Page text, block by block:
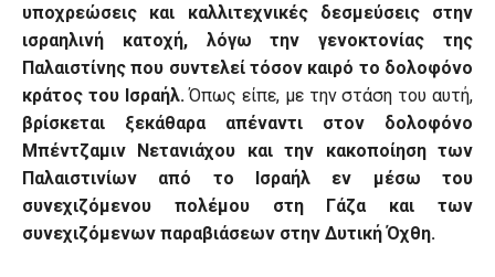
υποχρεώσεις και καλλιτεχνικές δεσμεύσεις στην
ισραηλινή κατοχή, λόγω την γενοκτονίας της
Παλαιστίνης που συντελεί τόσον καιρό το δολοφόνο
κράτος του Ισραήλ.Όπως είπε, με την στάση του αυτή,
βρίσκεται ξεκάθαρα απέναντι στον δολοφόνο
Μπέντζαμιν Νετανιάχου και την κακοποίηση των
Παλαιστινίων από το Ισραήλ εν μέσω του
συνεχιζόμενου πολέμου στη Γάζα και των
συνεχιζόμενων παραβιάσεων στην Δυτική Όχθη.